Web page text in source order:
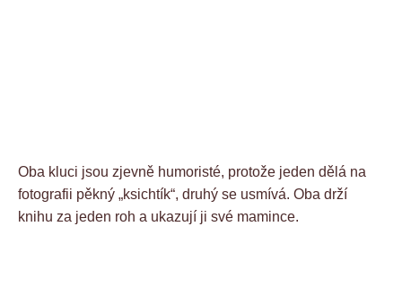
Oba kluci jsou zjevně humoristé, protože jeden dělá na
fotografii pěkný „ksichtík“, druhý se usmívá. Oba drží
knihu za jeden roh a ukazují ji své mamince.